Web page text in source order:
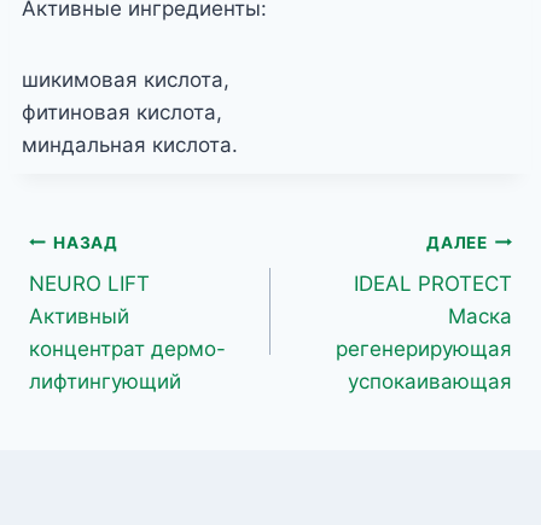
Активные ингредиенты:
шикимовая кислота,
фитиновая кислота,
миндальная кислота.
Навигация
по
записям
НАЗАД
NEURO LIFT
Активный
концентрат дермо-
лифтингующий
ДАЛЕЕ
IDEAL PROTECT
Маска
регенерирующая
успокаивающая